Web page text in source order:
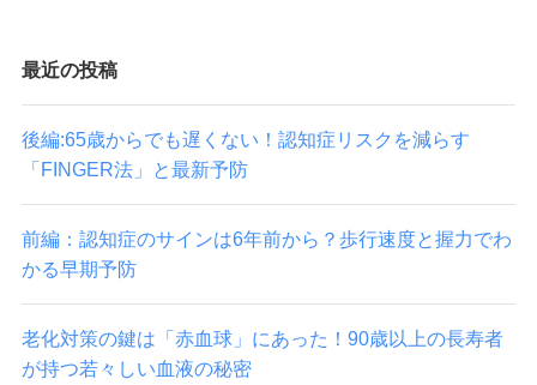
最近の投稿
後編:65歳からでも遅くない！認知症リスクを減らす
「FINGER法」と最新予防
前編：認知症のサインは6年前から？歩行速度と握力でわ
かる早期予防
老化対策の鍵は「赤血球」にあった！90歳以上の長寿者
が持つ若々しい血液の秘密